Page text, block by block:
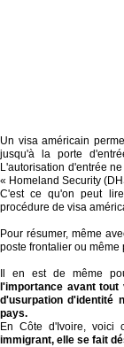
Un visa américain
jusqu'à la porte
L'autorisation d'entrée
« Homeland Security
C'est ce qu'on peut
procédure de visa
Pour résumer, même
poste frontalier ou même
Il en est de même
l'importance avant
d'usurpation d'identité
pays.
En Côte d'Ivoire,
immigrant, elle se fait